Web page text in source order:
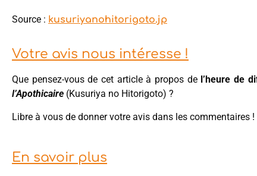
Source : kusuriyanohitorigoto.jp
Votre avis nous intéresse !
Que pensez-vous de cet article à propos de l’heure de
l’Apothicaire (Kusuriya no Hitorigoto) ?
Libre à vous de donner votre avis dans les commentaires !
En savoir plus